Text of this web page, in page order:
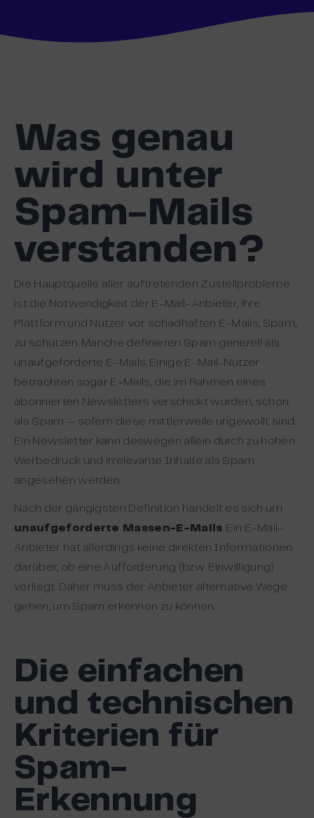
Was genau
wird unter
Spam-Mails
verstanden?
Die Hauptquelle aller auftretenden Zustellprobleme
ist die Notwendigkeit der E-Mail-Anbieter, ihre
Plattform und Nutzer vor schadhaften E-Mails, Spam,
zu schützen. Manche definieren Spam generell als
unaufgeforderte E-Mails. Einige E-Mail-Nutzer
betrachten sogar E-Mails, die im Rahmen eines
abonnierten Newsletters verschickt wurden, schon
als Spam — sofern diese mittlerweile ungewollt sind.
Ein Newsletter kann deswegen allein durch zu hohen
Werbedruck und irrelevante Inhalte als Spam
angesehen werden.
Nach der gängigsten Definition handelt es sich um
unaufgeforderte Massen-E-Mails. Ein E-Mail-
Anbieter hat allerdings keine direkten Informationen
darüber, ob eine Aufforderung (bzw. Einwilligung)
vorliegt. Daher muss der Anbieter alternative Wege
gehen, um Spam erkennen zu können.
Die einfachen
und technischen
Kriterien für
Spam-
Erkennung